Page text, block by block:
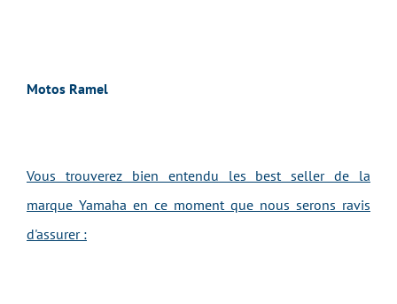
Motos Ramel
Vous trouverez bien entendu les best seller de la
marque Yamaha en ce moment que nous serons ravis
d'assurer :